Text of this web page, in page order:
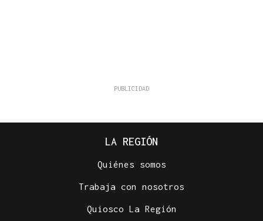
LA REGIÓN
Quiénes somos
Trabaja con nosotros
Quiosco La Región